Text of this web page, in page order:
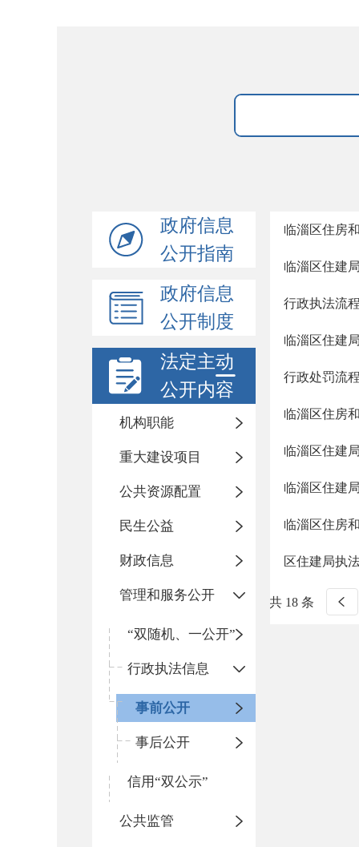
政府信息
公开指南
政府信息
公开制度
法定主动
公开内容
机构职能
重大建设项目
公共资源配置
民生公益
财政信息
管理和服务公开
“双随机、一公开”
行政执法信息
事前公开
事后公开
信用“双公示”
公共监管
临淄区住房
临淄区住建
行政执法流
临淄区住建
行政处罚流
临淄区住房
临淄区住建
临淄区住建
临淄区住房
区住建局执
共 18 条